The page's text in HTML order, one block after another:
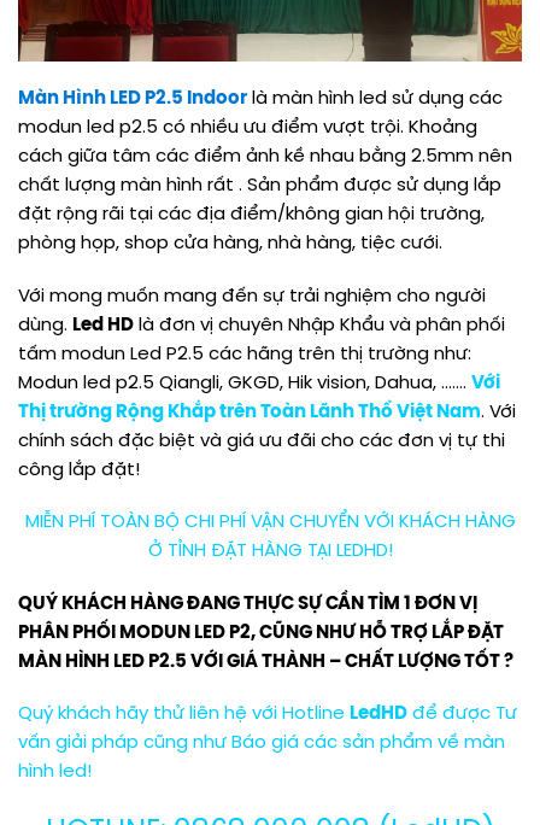
Màn Hình LED P2.5 Indoorlà màn hình led sử dụng các
modun led p2.5 có nhiều ưu điểm vượt trội. Khoảng
cách giữa tâm các điểm ảnh kề nhau bằng 2.5mm nên
chất lượng màn hình rất . Sản phẩm được sử dụng lắp
đặt rộng rãi tại các địa điểm/không gian hội trường,
phòng họp, shop cửa hàng, nhà hàng, tiệc cưới.
Với mong muốn mang đến sự trải nghiệm cho người
dùng. Led HD là đơn vị chuyên Nhập Khẩu và phân phối
tấm modun Led P2.5 các hãng trên thị trường như:
Modun led p2.5 Qiangli, GKGD, Hik vision, Dahua, ……. Với
Thị trường Rộng Khắp trên Toàn Lãnh Thổ Việt Nam. Với
chính sách đặc biệt và giá ưu đãi cho các đơn vị tự thi
công lắp đặt!
MIỄN PHÍ TOÀN BỘ CHI PHÍ VẬN CHUYỂN VỚI KHÁCH HÀNG
Ở TỈNH ĐẶT HÀNG TẠI LEDHD!
QUÝ KHÁCH HÀNG ĐANG THỰC SỰ CẦN TÌM 1 ĐƠN VỊ
PHÂN PHỐI MODUN LED P2, CŨNG NHƯ HỖ TRỢ LẮP ĐẶT
MÀN HÌNH LED P2.5 VỚI GIÁ THÀNH – CHẤT LƯỢNG TỐT ?
Quý khách hãy thử liên hệ với Hotline LedHD để được Tư
vấn giải pháp cũng như Báo giá các sản phẩm về màn
hình led!